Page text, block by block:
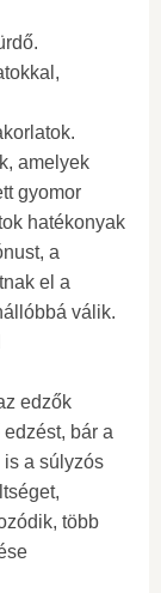
amelyek
gyomor
hatékonyak
a
el a
válik.
edzők
bár a
is a súlyzós
több